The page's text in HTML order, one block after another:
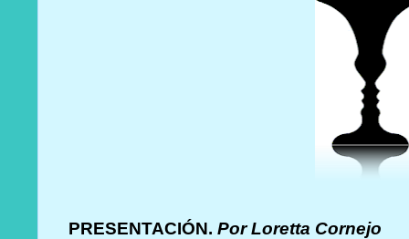
PRESENTACIÓN.Por Loretta Cornejo